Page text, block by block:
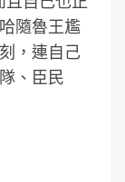
隨魯王尷
，連自己
、臣民